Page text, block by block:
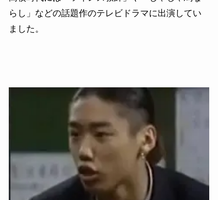
らし」などの話題作のテレビドラマに出演してい
ました。